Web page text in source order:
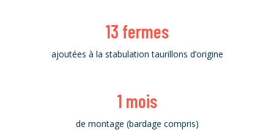
13 fermes
ajoutées à la stabulation taurillons d’origine
1 mois
de montage (bardage compris)